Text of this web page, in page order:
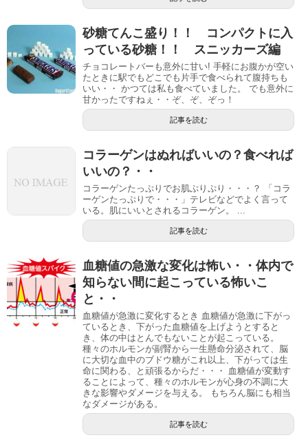
砂糖てんこ盛り！！ コンパクトに入
っている砂糖！！ スニッカーズ編
チョコレートバーも意外に甘い! 手軽にお腹かが空い
たときに駅でもどこでも片手で食べられて腹持ちも
いい・・ かつては私も食べていました。 でも意外に
甘かったですねぇ・・ぞ、ぞ、ぞっ！
記事を読む
コラーゲンはぬればいいの？食べれば
いいの？・・
コラーゲンたっぷりでお肌ぷりぷり・・・？ 「コラ
ーゲンたっぷりで・・・」テレビなどでよく言って
いる。肌にいいとされるコラーゲン。 ...
記事を読む
血糖値の急激な変化は怖い・・体内で
知らない間に起こっている怖いこ
と・・
血糖値が急激に変化するとき 血糖値が急激に下がっ
ているとき、下がった血糖値を上げようとすると
き、体の中はとんでもないことが起こっている。
種々のホルモンが副腎から一生懸命分泌されて、脳
に大切な血中のブドウ糖がこれ以上、下がっては生
命に関わる、と頑張るからだ・・・ 血糖値が変動す
ることによって、種々のホルモンが心身の不調に大
きな影響やダメージを与える。 もちろん脳にも相当
なダメージがある。
記事を読む